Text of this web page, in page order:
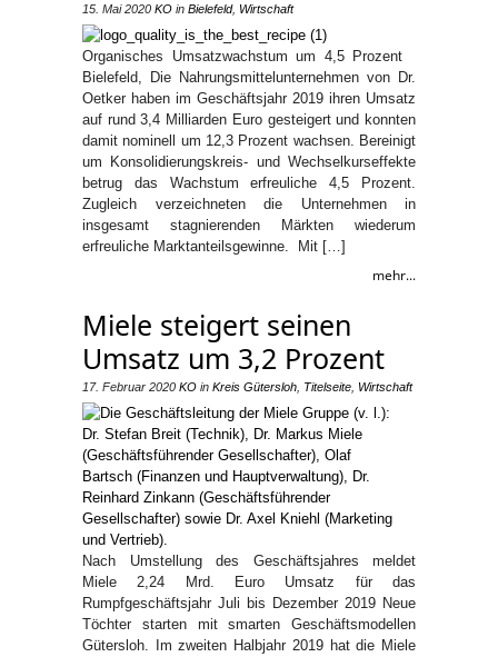
15. Mai 2020 KO in Bielefeld, Wirtschaft
Organisches Umsatzwachstum um 4,5 Prozent
Bielefeld, Die Nahrungsmittelunternehmen von Dr.
Oetker haben im Geschäftsjahr 2019 ihren Umsatz
auf rund 3,4 Milliarden Euro gesteigert und konnten
damit nominell um 12,3 Prozent wachsen. Bereinigt
um Konsolidierungskreis- und Wechselkurseffekte
betrug das Wachstum erfreuliche 4,5 Prozent.
Zugleich verzeichneten die Unternehmen in
insgesamt stagnierenden Märkten wiederum
erfreuliche Marktanteilsgewinne. Mit […]
mehr...
Miele steigert seinen
Umsatz um 3,2 Prozent
17. Februar 2020 KO in Kreis Gütersloh Titelseite Wirtschaft
Nach Umstellung des Geschäftsjahres meldet
Miele 2,24 Mrd. Euro Umsatz für das
Rumpfgeschäftsjahr Juli bis Dezember 2019 Neue
Töchter starten mit smarten Geschäftsmodellen
Gütersloh. Im zweiten Halbjahr 2019 hat die Miele